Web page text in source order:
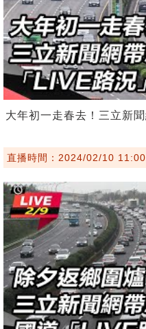
大年初一走春去！三立新
直播時間：2024/02/10 11:00